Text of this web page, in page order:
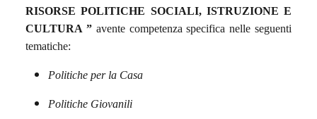
RISORSE POLITICHE SOCIALI, ISTRUZIONE E
CULTURA ” avente competenza specifica nelle seguenti
tematiche:
Politiche per la Casa
Politiche Giovanili